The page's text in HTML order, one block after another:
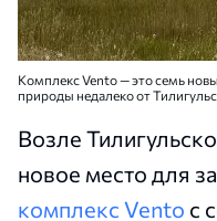
Комплекс Vento — это семь
природы недалеко от
Возле
новое место для
комплекс Vento с